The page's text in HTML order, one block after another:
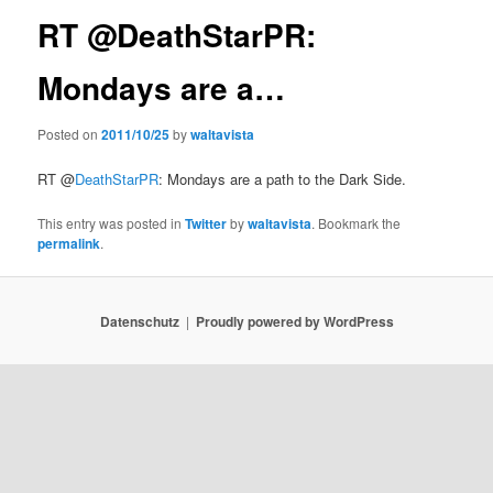
RT @DeathStarPR:
Mondays are a…
Posted on2011/10/25bywaltavista
RT @DeathStarPR: Mondays are a path to the Dark Side.
This entry was posted inTwitterbywaltavista. Bookmark the
permalink.
Datenschutz Proudly powered by WordPress